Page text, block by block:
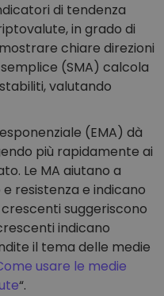
di tendenza
in grado di
chiare direzioni
(SMA) calcola
valutando
(EMA) dà
più rapidamente ai
Le MA aiutano a
resistenza e indicano
suggeriscono
indicano
il tema delle medie
usare le medie
“.